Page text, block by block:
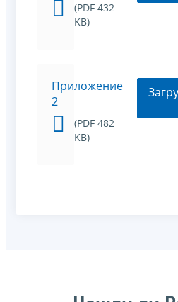
(PDF 432
KB)
Приложение
2
(PDF 482
KB)